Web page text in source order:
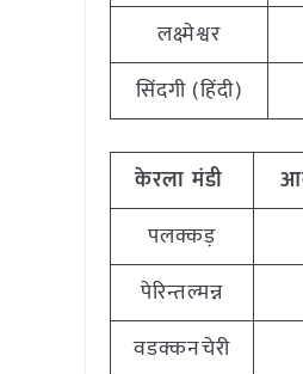
लक्ष्मेश्वर
सिंदगी (हिंदी)
केरला मंडी
पलक्कड़
पेरिन्तल्मन्न
वडक्कनचेरी